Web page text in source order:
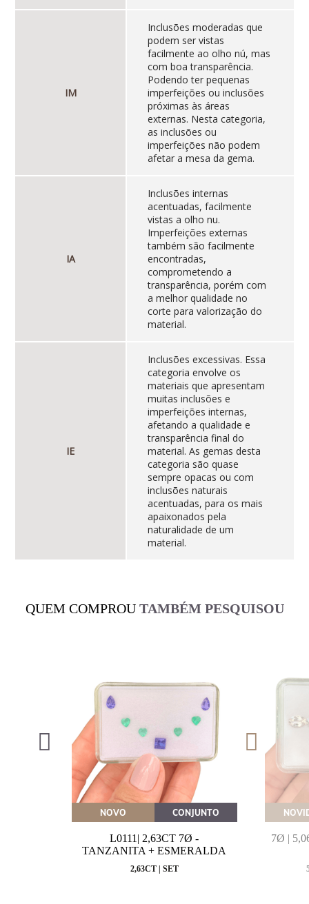
IM
Inclusões moderadas que
podem ser vistas
facilmente ao olho nú, mas
com boa transparência.
Podendo ter pequenas
imperfeições ou inclusões
próximas às áreas
externas. Nesta categoria,
as inclusões ou
imperfeições não podem
afetar a mesa da gema.
IA
Inclusões internas
acentuadas, facilmente
vistas a olho nu.
Imperfeições externas
também são facilmente
encontradas,
comprometendo a
transparência, porém com
a melhor qualidade no
corte para valorização do
material.
IE
Inclusões excessivas. Essa
categoria envolve os
materiais que apresentam
muitas inclusões e
imperfeições internas,
afetando a qualidade e
transparência final do
material. As gemas desta
categoria são quase
sempre opacas ou com
inclusões naturais
acentuadas, para os mais
apaixonados pela
naturalidade de um
material.
QUEM COMPROU TAMBÉM PESQUISOU
NOVO CONJUNTO
L0111| 2,63CT 7Ø -
TANZANITA + ESMERALDA
2,63CT | SET
7Ø |